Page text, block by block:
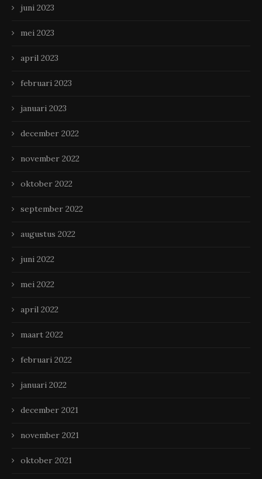
juni 2023
mei 2023
april 2023
februari 2023
januari 2023
december 2022
november 2022
oktober 2022
september 2022
augustus 2022
juni 2022
mei 2022
april 2022
maart 2022
februari 2022
januari 2022
december 2021
november 2021
oktober 2021